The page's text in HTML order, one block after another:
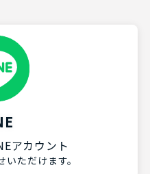
アカウント
ただけます。